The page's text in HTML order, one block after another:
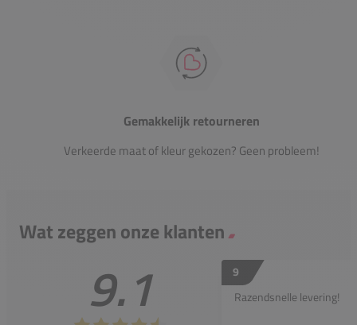
Gemakkelijk retourneren
Verkeerde maat of kleur gekozen? Geen probleem!
Wat zeggen onze klanten
9.1
9
Razendsnelle levering!